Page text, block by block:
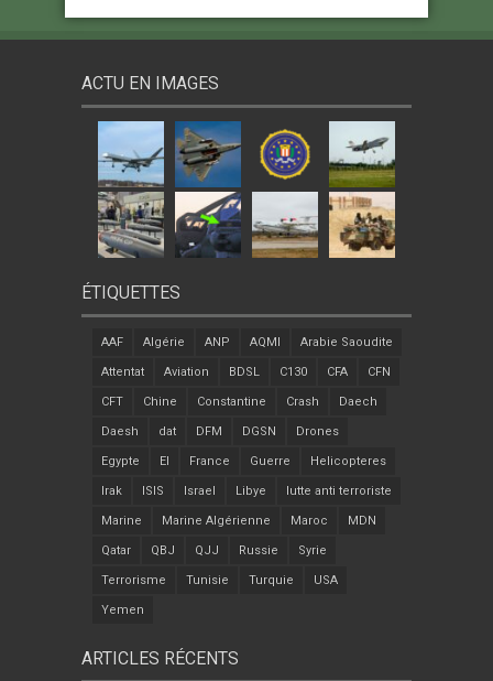
ACTU EN IMAGES
ÉTIQUETTES
AAF Algérie ANP AQMI Arabie Saoudite
Attentat Aviation BDSL C130 CFA CFN
CFT Chine Constantine Crash Daech
Daesh dat DFM DGSN Drones
Egypte EI France Guerre Helicopteres
Irak ISIS Israel Libye lutte anti terroriste
Marine Marine Algérienne Maroc MDN
Qatar QBJ QJJ Russie Syrie
Terrorisme Tunisie Turquie USA
Yemen
ARTICLES RÉCENTS